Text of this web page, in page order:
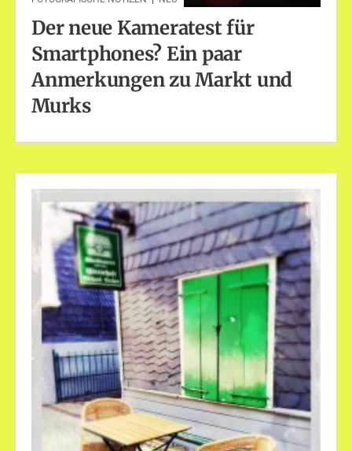
Der neue Kameratest für
Smartphones? Ein paar
Anmerkungen zu Markt und
Murks